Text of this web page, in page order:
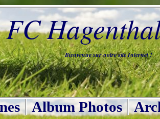
FC
Bienvenue sur notre site Internet !
Album Photos